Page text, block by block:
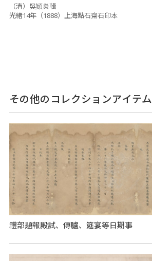
（清）吳熲炎輯
光緒14年（1888）上海點石齋石印本
その他のコレクションアイテム
禮部題報殿試、傳臚、筵宴等日期事